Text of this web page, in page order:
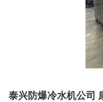
泰兴防爆冷水机公司